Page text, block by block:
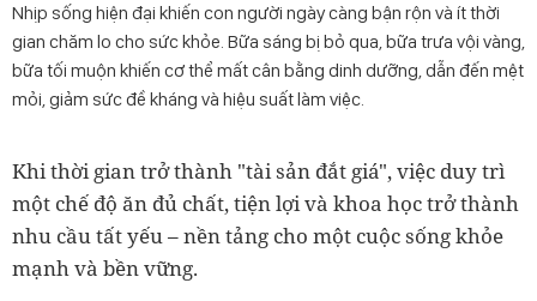
Nhịp sống hiện đại khiến con người ngày càng bận rộn và ít thời
gian chăm lo cho sức khỏe. Bữa sáng bị bỏ qua, bữa trưa vội vàng,
bữa tối muộn khiến cơ thể mất cân bằng dinh dưỡng, dẫn đến mệt
mỏi, giảm sức đề kháng và hiệu suất làm việc.
Khi thời gian trở thành "tài sản đắt giá", việc duy trì
một chế độ ăn đủ chất, tiện lợi và khoa học trở thành
nhu cầu tất yếu – nền tảng cho một cuộc sống khỏe
mạnh và bền vững.